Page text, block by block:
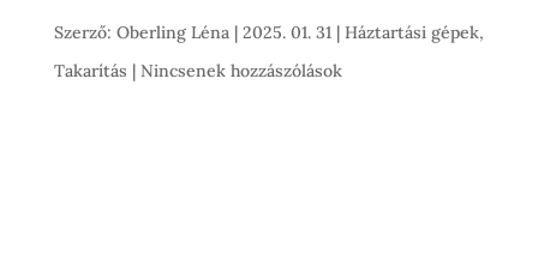
Szerző: Oberling Léna| 2025. 01. 31| Háztartási gépek,
Takarítás | Nincsenek hozzászólások